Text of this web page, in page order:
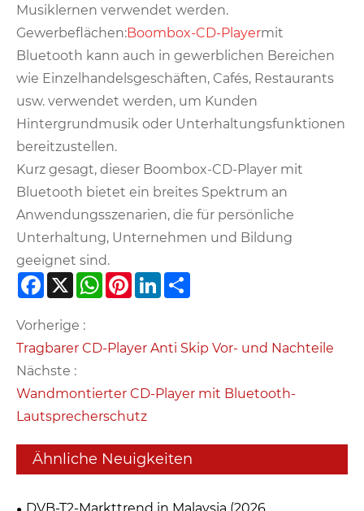
Musiklernen verwendet werden.
Gewerbeflächen:Boombox-CD-Playermit
Bluetooth kann auch in gewerblichen Bereichen
wie Einzelhandelsgeschäften, Cafés, Restaurants
usw. verwendet werden, um Kunden
Hintergrundmusik oder Unterhaltungsfunktionen
bereitzustellen.
Kurz gesagt, dieser Boombox-CD-Player mit
Bluetooth bietet ein breites Spektrum an
Anwendungsszenarien, die für persönliche
Unterhaltung, Unternehmen und Bildung
geeignet sind.
Facebook
X WhatsApp
PinterestLinkedIn
Vorherige :
Tragbarer CD-Player Anti Skip Vor- und Nachteile
Nächste :
Wandmontierter CD-Player mit Bluetooth-
Lautsprecherschutz
Ähnliche Neuigkeiten